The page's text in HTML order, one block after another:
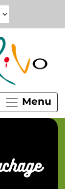
Menu